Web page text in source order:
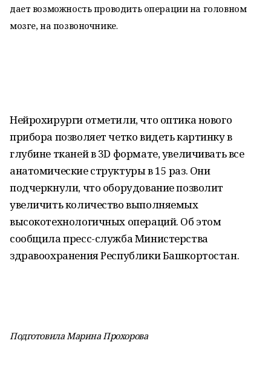
дает возможность проводить операции на головном
мозге, на позвоночнике.
Нейрохирурги отметили, что оптика нового
прибора позволяет четко видеть картинку в
глубине тканей в 3D формате, увеличивать все
анатомические структуры в 15 раз. Они
подчеркнули, что оборудование позволит
увеличить количество выполняемых
высокотехнологичных операций. Об этом
сообщила пресс-служба Министерства
здравоохранения Республики Башкортостан.
Подготовила Марина Прохорова